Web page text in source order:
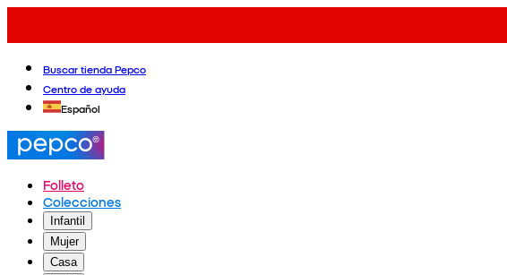
Buscar tienda Pepco
Centro de ayuda
Español
Folleto
Colecciones
Infantil
Mujer
Casa